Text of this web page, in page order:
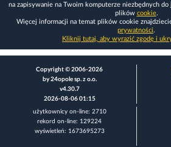
na zapisywanie na Twoim komputerze niezbędnych
plików cookie.
Więcej informacji na temat plików cookie
prywatności.
Kliknij tutaj, aby wyrazić zgodę i
Copyright © 2006-2026
by 24opole sp. z o.o.
v4.30.7
2026-08-06 01:15
użytkownicy on-line: 2710
rekord on-line: 129224
wyświetleń: 1673695273